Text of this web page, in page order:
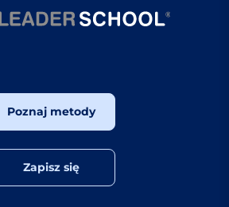
Poznaj metody
Zapisz się